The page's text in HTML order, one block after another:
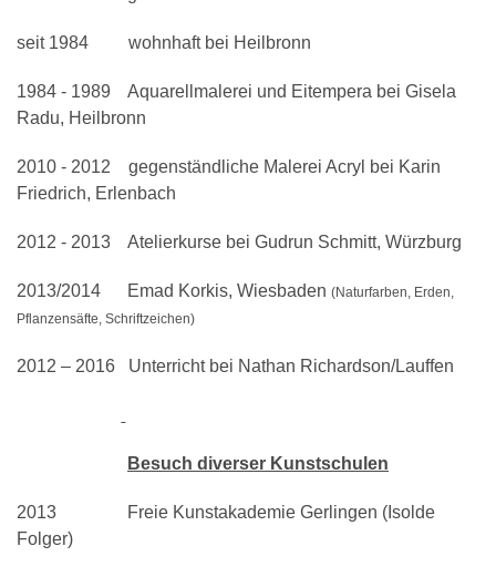
seit 1984 wohnhaft bei Heilbronn
1984 - 1989
Aquarellmalerei und Eitempera bei Gisela
Radu, Heilbronn
2010 - 2012
gegenständliche Malerei Acryl bei Karin
Friedrich, Erlenbach
2012 - 2013 Atelierkurse bei Gudrun Schmitt, Würzburg
2013/2014 Emad Korkis, Wiesbaden (Naturfarben, Erden,
Pflanzensäfte, Schriftzeichen)
2012 – 2016 Unterricht bei Nathan Richardson/Lauffen
Besuch diverser Kunstschulen
2013
Freie Kunstakademie Gerlingen (Isolde
Folger)